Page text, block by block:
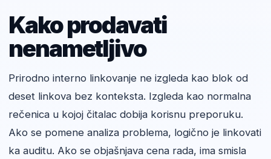
Kako prodavati
nenametljivo
Prirodno interno linkovanje ne izgleda kao blok od
deset linkova bez konteksta. Izgleda kao normalna
rečenica u kojoj čitalac dobija korisnu preporuku.
Ako se pomene analiza problema, logično je linkovati
ka auditu. Ako se objašnjava cena rada, ima smisla